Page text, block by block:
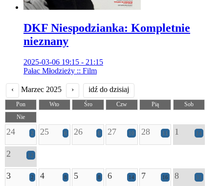
DKF Niespodzianka: Kompletnie
nieznany
2025-03-06 19:15 - 21:15
Pałac Młodzieży :: Film
‹ Marzec 2025 › idź do dzisiaj
Pon Wto Śro Czw Pią
Sob
Nie
24 2 25 6 26 6 27 10 28 11 1 14
2 12
3 2 4 8 5 8 6 14 7 16 8 31